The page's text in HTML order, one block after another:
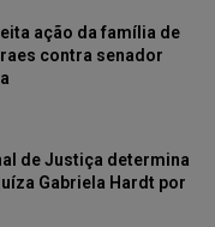
ação da família de
contra senador
de Justiça determina
Gabriela Hardt por